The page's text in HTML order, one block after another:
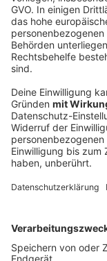
In dieser
Thema
einem
erklärt, was